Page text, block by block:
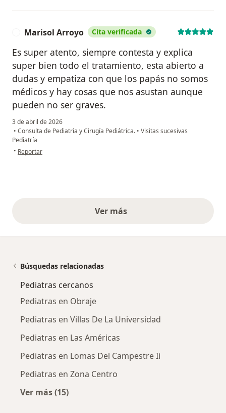
Marisol Arroyo Cita verificada
Es super atento, siempre contesta y explica
super bien todo el tratamiento, esta abierto a
dudas y empatiza con que los papás no somos
médicos y hay cosas que nos asustan aunque
pueden no ser graves.
3 de abril de 2026
• Consulta de Pediatría y Cirugía Pediátrica. • Visitas sucesivas
Pediatría
• en opinión del usuario Marisol Arroyo
Reportar
Ver másopiniones anteriores
Búsquedas relacionadas
Pediatras cercanos
Pediatras en Obraje
Pediatras en Villas De La Universidad
Pediatras en Las Américas
Pediatras en Lomas Del Campestre Ii
Pediatras en Zona Centro
Ver más (15)